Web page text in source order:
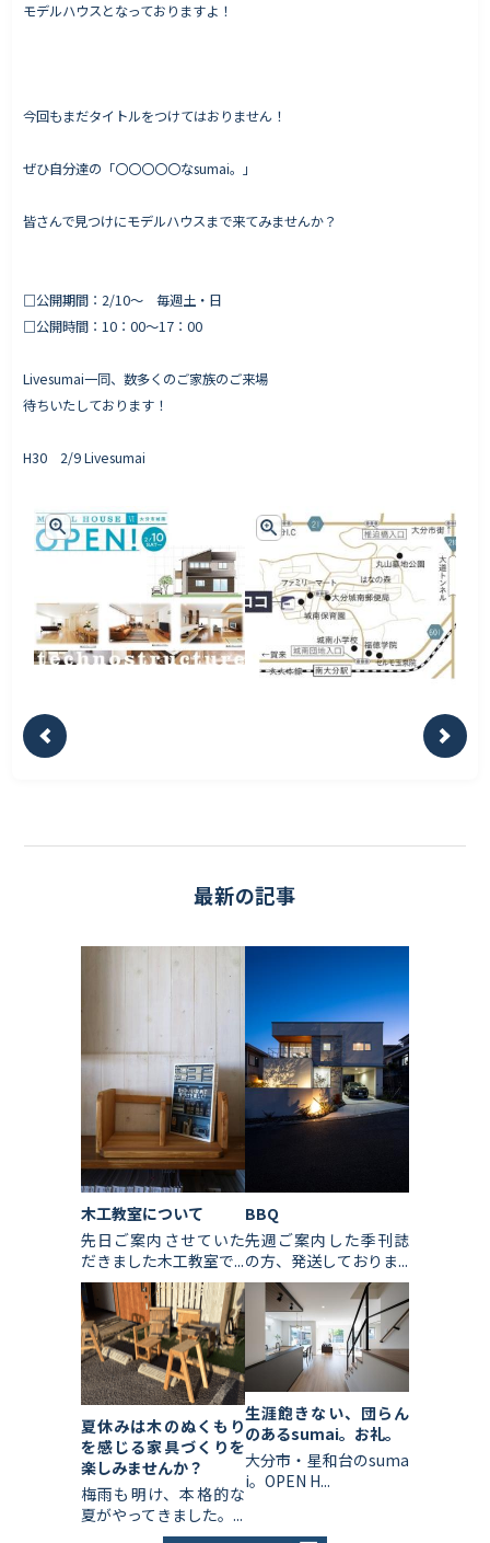
会社概要
モデルハウスとなっておりますよ！
今回もまだタイトルをつけてはおりません！
ぜひ自分達の「〇〇〇〇〇なsumai。」
皆さんで見つけにモデルハウスまで来てみませんか？
□公開期間：2/10〜 毎週土・日
□公開時間：10：00〜17：00
Livesumai一同、数多くのご家族のご来場
待ちいたしております！
H30 2/9 Livesumai
最新の記事
木工教室について
先日ご案内させていた
だきました木工教室で...
BBQ
先週ご案内した季刊誌
の方、発送しておりま...
夏休みは木のぬくもり
を感じる家具づくりを
楽しみませんか？
梅雨も明け、本格的な
夏がやってきました。...
生涯飽きない、団らん
のあるsumai。お礼。
大分市・星和台のsuma
i。OPEN H...